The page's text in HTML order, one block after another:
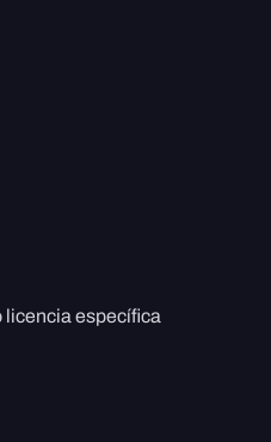
licencia específica